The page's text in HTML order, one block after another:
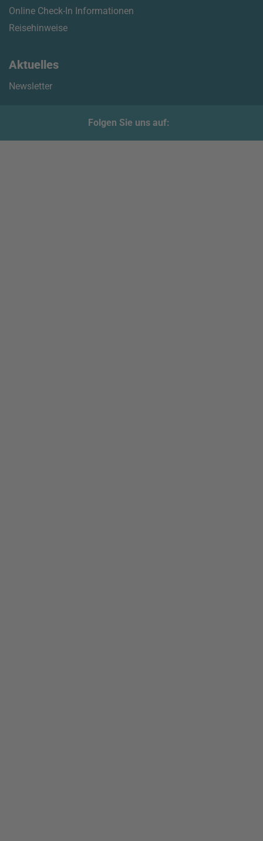
Online Check-In Informationen
Reisehinweise
Aktuelles
Newsletter
Folgen Sie uns auf: